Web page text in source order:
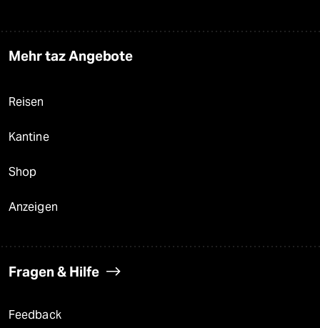
Mehr taz Angebote
Reisen
Kantine
Shop
Anzeigen
Fragen & Hilfe
Feedback